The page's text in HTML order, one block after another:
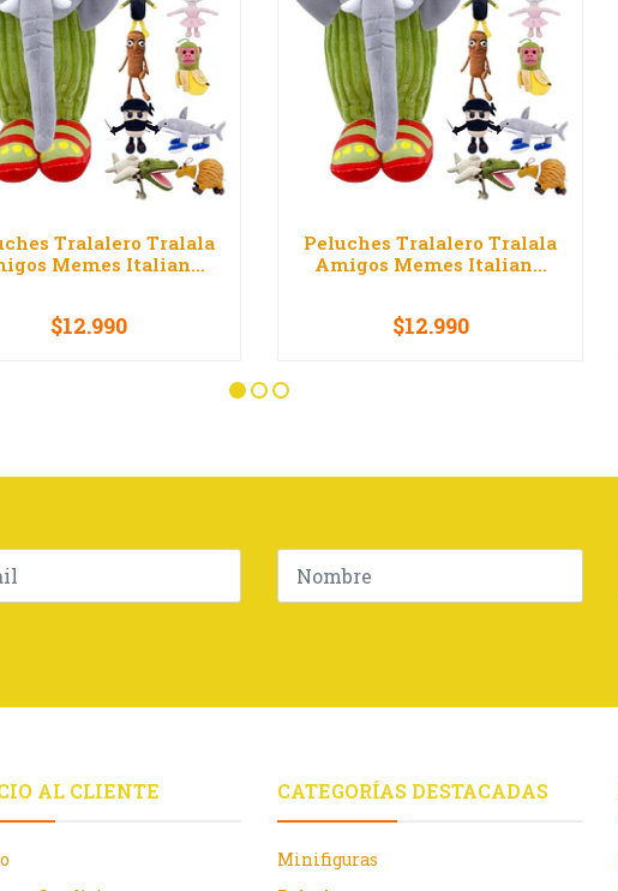
Tralalero Tralala
Memes Italian...
VER OPCIONES
$12.990
Peluches Tralalero Tralala
Amigos Memes Italian...
VER OPCIONES
$12.990
AL CLIENTE CATEGORÍAS DESTACADAS
Minifiguras